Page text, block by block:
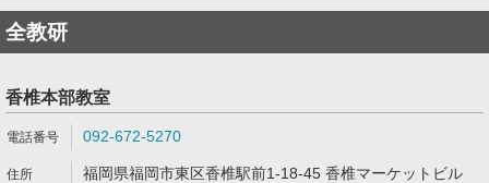
全教研
香椎本部教室
092-672-5270
福岡県福岡市東区香椎駅前1-18-45 香椎マーケットビル